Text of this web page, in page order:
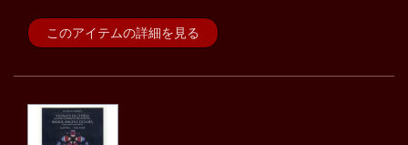
このアイテムの詳細を見る